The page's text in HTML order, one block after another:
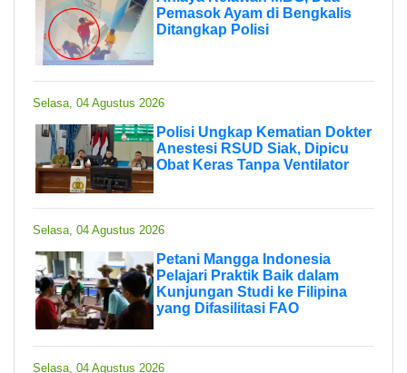
Pemasok Ayam di Bengkalis
Ditangkap Polisi
Selasa, 04 Agustus 2026
Polisi Ungkap Kematian Dokter
Anestesi RSUD Siak, Dipicu
Obat Keras Tanpa Ventilator
Selasa, 04 Agustus 2026
Petani Mangga Indonesia
Pelajari Praktik Baik dalam
Kunjungan Studi ke Filipina
yang Difasilitasi FAO
Selasa, 04 Agustus 2026